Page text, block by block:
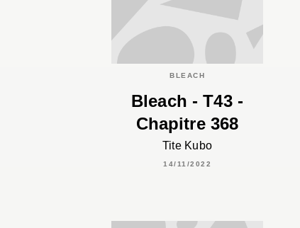
BLEACH
Bleach - T43 -
Chapitre 368
Tite Kubo
14/11/2022